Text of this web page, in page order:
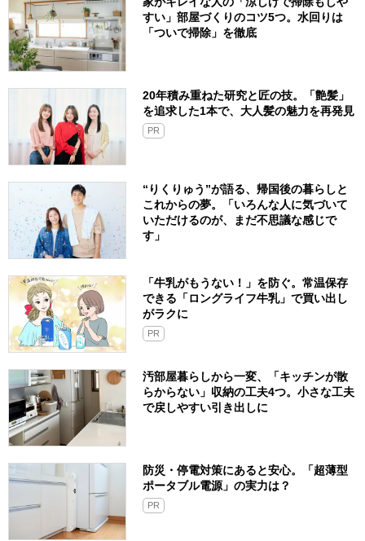
すい」部屋づくりのコツ5つ。水回りは
「ついで掃除」を徹底
20年積み重ねた研究と匠の技。「艶髪」
を追求した1本で、大人髪の魅力を再発見
PR
“りくりゅう”が語る、帰国後の暮らしと
これからの夢。「いろんな人に気づいて
いただけるのが、まだ不思議な感じで
す」
「牛乳がもうない！」を防ぐ。常温保存
できる「ロングライフ牛乳」で買い出し
がラクに
PR
汚部屋暮らしから一変、「キッチンが散
らからない」収納の工夫4つ。小さな工夫
で戻しやすい引き出しに
防災・停電対策にあると安心。「超薄型
ポータブル電源」の実力は？​
PR